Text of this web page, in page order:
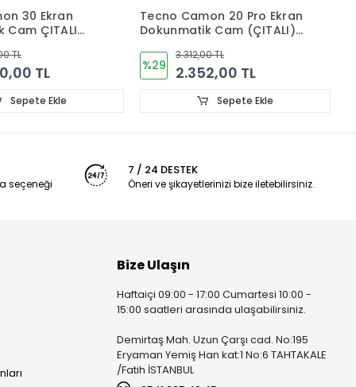
20 Pro Ekran
Cam (ÇITALI)
TL
TL
Sepete Ekle
Tecno Spark Slim (5G)
Ekran Dokunmatik Cam
%25
4.800,00 TL
3.600,00 TL
Sepete Ekle
seçeneği
7 / 24 DESTEK
Öneri ve şikayetlerinizi bize iletebilirsiniz.
Bize Ulaşın
Haftaiçi 09:00 - 17:00 Cumartesi 10:00 -
15:00 saatleri arasında ulaşabilirsiniz.
Demirtaş Mah. Uzun Çarşı cad. No:195
Eryaman Yemiş Han kat:1 No:6 TAHTAKALE
/Fatih İSTANBUL